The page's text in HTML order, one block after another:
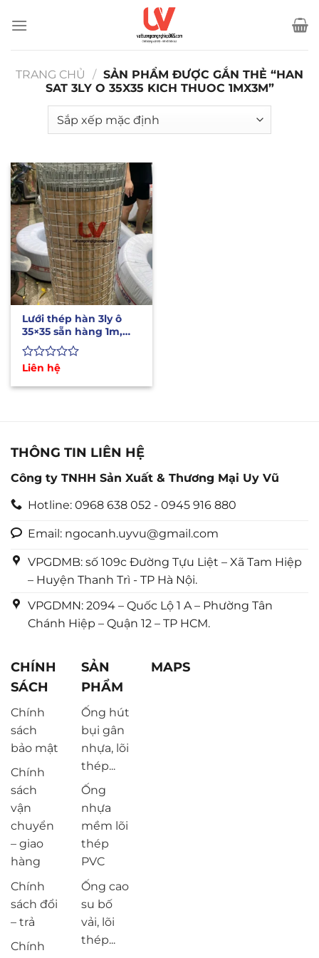
qua
TRANG CHỦ
/ SẢN PHẨM ĐƯỢC GẮN THẺ “HAN
SAT 3LY O 35X35 KICH THUOC 1MX3M”
Lưới thép hàn 3ly ô
35×35 sẵn hàng 1m,
1m2, 1m5 dài 20m
Được
hạng
Liên hệ
THÔNG TIN LIÊN HỆ
Công ty TNHH Sản Xuất & Thương Mại Uy Vũ
Hotline: 0968 638 052 - 0945 916 880
Email: ngocanh.uyvu@gmail.com
VPGDMB: số 109c Đường Tựu Liệt – Xã Tam Hiệp
– Huyện Thanh Trì - TP Hà Nội.
VPGDMN: 2094 – Quốc Lộ 1 A – Phường Tân
Chánh Hiệp – Quận 12 – TP HCM.
CHÍNH
SÁCH
Chính
sách
bảo mật
Chính
sách
vận
chuyển
– giao
hàng
Chính
sách đổi
– trả
Chính
SẢN
PHẨM
Ống hút
bụi gân
nhựa, lõi
thép...
Ống
nhựa
mềm lõi
thép
PVC
Ống cao
su bố
vải, lõi
thép...
MAPS